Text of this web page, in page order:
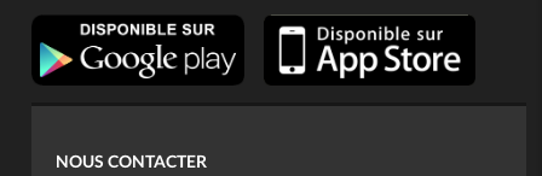
NOUS CONTACTER